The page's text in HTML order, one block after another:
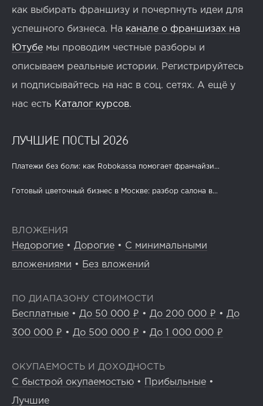
как выбирать франшизу и почерпнуть идеи для
успешного бизнеса. На канале о франшизах на
Ютубе мы проводим честные разборы и
описываем реальные истории. Регистрируйтесь
и подписывайтесь на нас в соц. сетях. А ещё у
нас есть Каталог курсов.
ЛУЧШИЕ ПОСТЫ 2026
Платежи без боли: как Robokassa помогает франчайзи...
Готовый цветочный бизнес в Москве: разбор салона в...
ВЛОЖЕНИЯ
Недорогие • Дорогие • С минимальными
вложениями • Без вложений
ПО ДИАПАЗОНУ СТОИМОСТИ
Бесплатные • До 50 000 ₽ • До 200 000 ₽ • До
300 000 ₽ • До 500 000 ₽ • До 1 000 000 ₽
ОКУПАЕМОСТЬ И ДОХОДНОСТЬ
С быстрой окупаемостью • Прибыльные •
Лучшие